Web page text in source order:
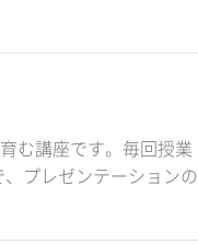
む講座です。毎回授業
プレゼンテーションの